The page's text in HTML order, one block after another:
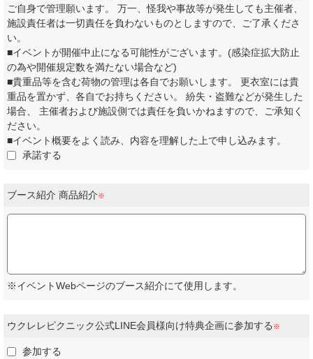
ご自身で管理願います。 万一、怪我や事故等が発生しても主催者、
施設責任者は一切責任を負わないものとしますので、ご了承くださ
い。
■イベントが開催中止になる可能性がございます。(感染症拡大防止
の為や開催規定数を満たない場合など)
■貴重品等を含む荷物の管理は各自でお願いします。 更衣室には貴
重品を置かず、各自でお持ちください。 紛失・盗難などが発生した
場合、 主催者および施設側では責任を負いかねますので、ご承知く
ださい。
■イベント概要をよく読み、内容を理解した上で申し込みます。
承諾する
ブース紹介 商品紹介※
※イベントWebページのブース紹介にて使用します。
ウクレレピクニック公式LINE会員様向け特典企画に参加する ※
参加する